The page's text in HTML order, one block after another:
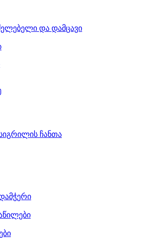
და დამცავი
ჩანთა